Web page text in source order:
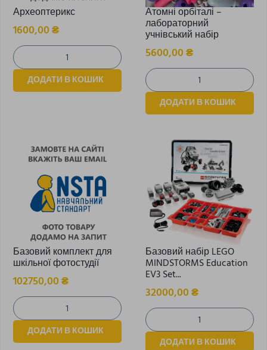
Археоптерикс
1600,00₴
ДОДАТИ В КОШИК
Атомні орбіталі –
лабораторний
учнівський набір
5600,00₴
ДОДАТИ В КОШИК
Базовий комплект для
шкільної фотостудії
102750,00₴
ДОДАТИ В КОШИК
Базовий набір LEGO
MINDSTORMS Education
EV3 Set...
32000,00₴
ДОДАТИ В КОШИК